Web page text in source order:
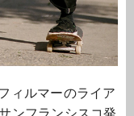
ィルマーのライア
ンフランシスコ発